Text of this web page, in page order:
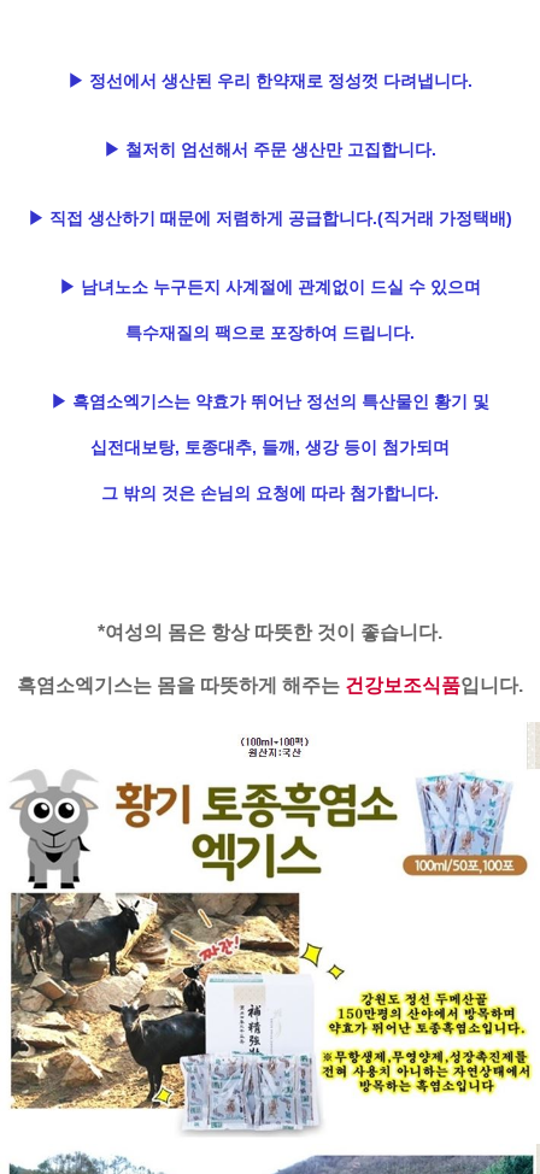
▶ 정선에서 생산된 우리 한약재로 정성껏 다려냅니다.
▶ 철저히 엄선해서 주문 생산만 고집합니다.
▶ 직접 생산하기 때문에 저렴하게 공급합니다.(직거래 가정택배)
▶ 남녀노소 누구든지 사계절에 관계없이 드실 수 있으며
특수재질의 팩으로 포장하여 드립니다.
▶ 흑염소엑기스는 약효가 뛰어난 정선의 특산물인 황기 및
십전대보탕, 토종대추, 들깨, 생강 등이 첨가되며
그 밖의 것은 손님의 요청에 따라 첨가합니다.
*여성의 몸은 항상 따뜻한 것이 좋습니다.
흑염소엑기스는 몸을 따뜻하게 해주는 건강보조식품입니다.